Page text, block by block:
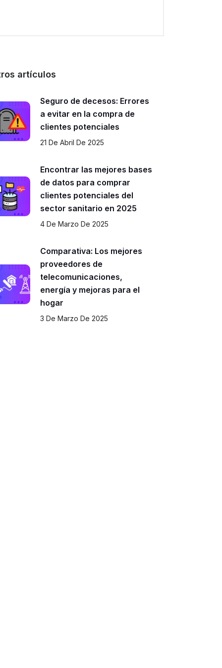
artículos
21 De Abril De 2025
Seguro de decesos: Errores
a evitar en la compra de
clientes potenciales
4 De Marzo De 2025
Encontrar las mejores bases
de datos para comprar
clientes potenciales del
sector sanitario en 2025
3 De Marzo De 2025
Comparativa: Los mejores
proveedores de
telecomunicaciones,
energía y mejoras para el
hogar